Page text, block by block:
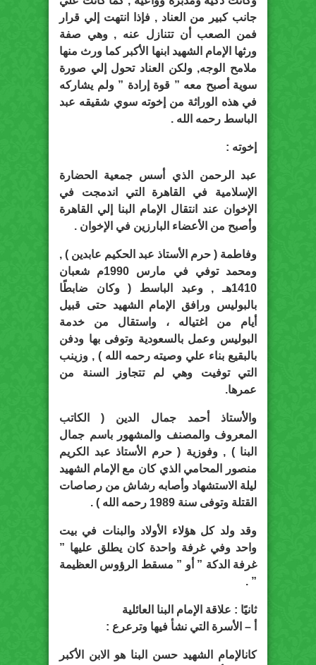
جانب كبير من العناد , فإذا انتهت إلي قرار
فمن الصعب أن تتنازل عنه , وهي صفة
ورثها الإمام الشهيد ابنها الأكبر كما ورث منها
ملامح الوجه, ولكن العناد تحول إلي صورة
سوية أصبح معه ” قوة إرادة ” ولم يشاركه
في هذه الوراثة من إخوته سوي شقيقه عبد
الباسط رحمه الله .
إخوته :
عبد الرحمن الذي أسس جمعية الحضارة
الإسلامية في القاهرة التي اندمجت في
الإخوان عند انتقال الإمام البنا إلي القاهرة
وأصبح من الأعضاء البارزين في الإخوان .
وفاطمة ( حرم الأستاذ عبد الحكيم عابدين ) ,
ومحمد توفي في مارس 1990م شعبان
1410هـ , وعبد الباسط ( وكان ضابطًا
بالبوليس ورافق الإمام الشهيد حتى قبيل
أيام من اغتياله ، واستقال من خدمة
البوليس وعمل بالسعودية وتوفى بها ودفن
بالبقيع بناء علي وصيته رحمه الله ) , وزينب
التي توفيت وهي لم تتجاوز السنة من
عمرها.
والأستاذ أحمد جمال الدين ( الكاتب
المعروف والمصنف والمشهور باسم جمال
البنا ) , وفوزية ( حرم الأستاذ عبد الكريم
منصور المحامي الذي كان مع الإمام الشهيد
ليلة الاستشهاد وأصابه رشاش من رصاصات
القتلة وتوفى سنة 1989 رحمه الله ) .
وقد ولد كل هؤلاء الأولاد والبنات في بيت
واحد وفي غرفة واحدة كان يطلق عليها ”
غرفة الدكة ” أو ” مسقط الرؤوس العظيمة
” .
ثانيًا : علاقة الإمام البنا العائلية
أ – الأسرة التي نشأ فيها وترعرع :
كانالإمام الشهيد حسن البنا هو الابن الأكبر